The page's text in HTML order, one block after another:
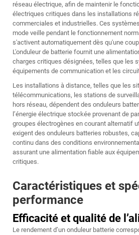
réseau électrique, afin de maintenir le
électriques critiques dans les installations
commerciales et industrielles. Ces
mode veille pendant le fonctionnement
s'activent automatiquement dès qu'une
L'onduleur de batterie fournit une
charges critiques désignées, telles que les
équipements de communication et les
Les installations à distance, telles que les
télécommunications, les stations de
hors réseau, dépendent des onduleurs
l’énergie électrique stockée provenant de
groupes électrogènes en courant alternatif
exigent des onduleurs batteries robustes,
continu dans des conditions
assurant une alimentation fiable aux
critiques.
Caractéristiques et
performance
Efficacité et qualité de
Le rendement d’un onduleur batterie